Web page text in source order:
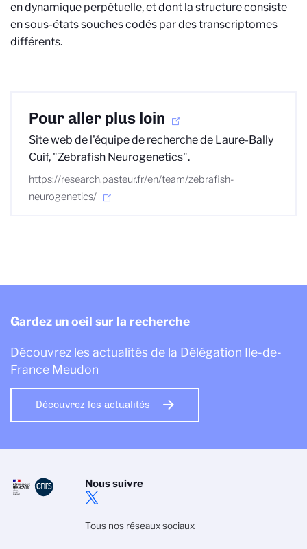
en dynamique perpétuelle, et dont la structure consiste
en sous-états souches codés par des transcriptomes
différents.
Pour aller plus loin
Site web de l'équipe de recherche de Laure-Bally
Cuif, "Zebrafish Neurogenetics".
https://research.pasteur.fr/en/team/zebrafish-
neurogenetics/
Gardez un oeil sur la recherche
Découvrez les actualités de la Délégation Ile-de-
France Meudon
Découvrez les actualités
Nous suivre
Tous nos réseaux sociaux